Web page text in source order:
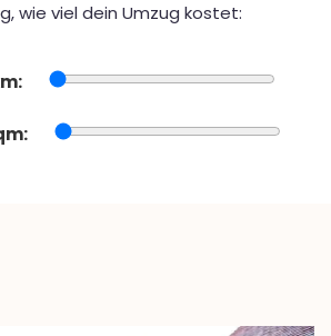
wie viel dein Umzug kostet: